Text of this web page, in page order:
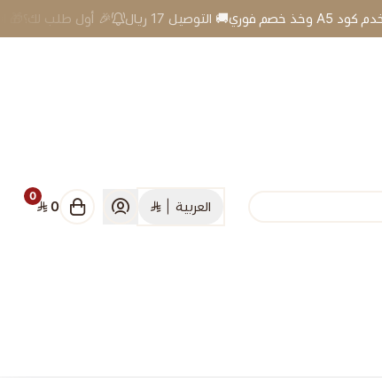
🎉 أول طلب لك؟🎁 استخدم كود A5 وخذ خصم فوري🚚 التوصيل 17 ريال
العربية
0
0